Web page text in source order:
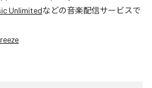
Unlimitedなどの音楽配信サービスで